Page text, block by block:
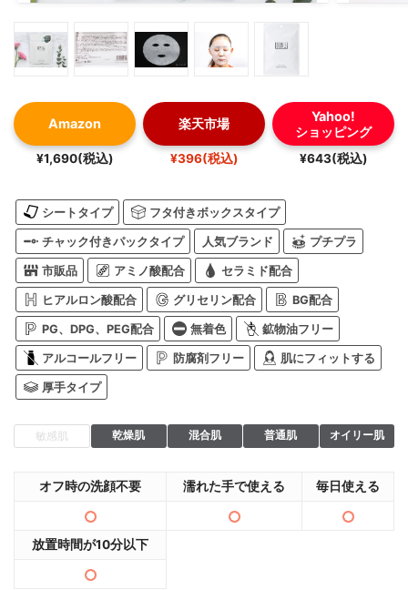
Amazon
¥1,690(税込)
楽天市場
¥396(税込)
Yahoo!
ショッピング
¥643(税込)
シートタイプ フタ付きボックスタイプ
チャック付きパックタイプ 人気ブランド プチプラ
市販品 アミノ酸配合 セラミド配合
ヒアルロン酸配合 グリセリン配合 BG配合
PG、DPG、PEG配合 無着色 鉱物油フリー
アルコールフリー 防腐剤フリー 肌にフィットする
厚手タイプ
敏感肌 乾燥肌 混合肌 普通肌 オイリー肌
オフ時の洗顔不要 濡れた手で使える 毎日使える
放置時間が10分以下